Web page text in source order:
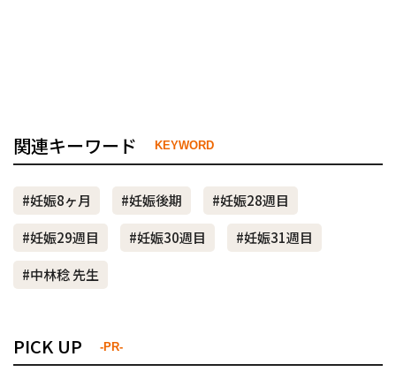
関連キーワード KEYWORD
#妊娠8ヶ月 #妊娠後期
#妊娠28週目
#妊娠29週目
#妊娠30週目
#妊娠31週目
#中林稔 先生
PICK UP -PR-